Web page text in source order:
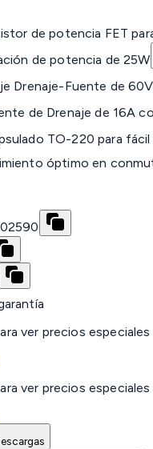
de potencia FET
de potencia de 25W
Drenaje-Fuente de
de Drenaje de 16A
TO-220 para
óptimo en
ver precios especiales
ver precios especiales